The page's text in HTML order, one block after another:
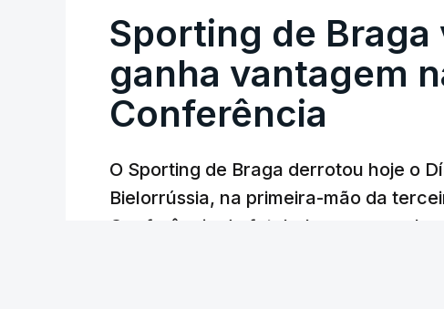
Sporting de Braga
ganha vantagem
Conferência
O Sporting de Braga derrotou hoje o
Bielorrússia, na primeira-mão da
Conferência de futebol, com um golo